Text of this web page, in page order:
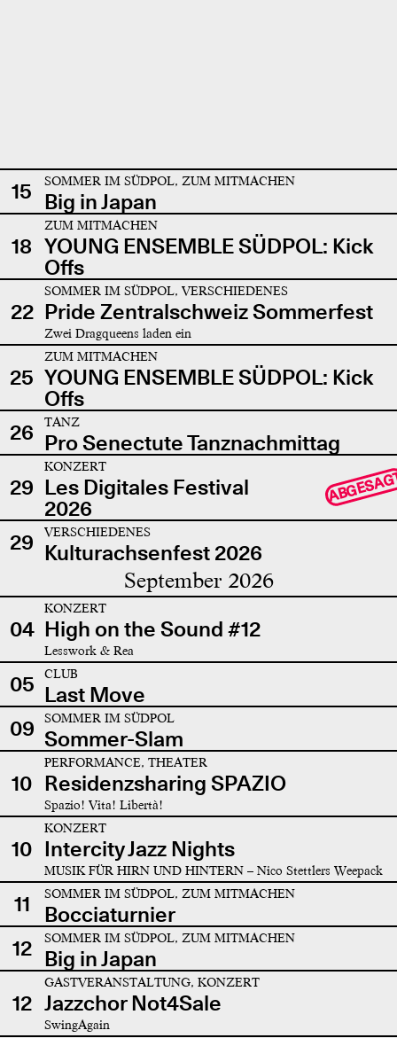
15 SOMMER IM SÜDPOL, ZUM MITMACHEN
Big in Japan
18
ZUM MITMACHEN
YOUNG ENSEMBLE SÜDPOL: Kick
Offs
22
SOMMER IM SÜDPOL, VERSCHIEDENES
Pride Zentralschweiz Sommerfest
Zwei Dragqueens laden ein
25
ZUM MITMACHEN
YOUNG ENSEMBLE SÜDPOL: Kick
Offs
26
TANZ
Pro Senectute Tanznachmittag
29
KONZERT
Les Digitales Festival
2026
29 VERSCHIEDENES
Kulturachsenfest 2026
September 2026
04
KONZERT
High on the Sound #12
Lesswork & Rea
05 CLUB
Last Move
09
SOMMER IM SÜDPOL
Sommer-Slam
10
PERFORMANCE, THEATER
Residenzsharing SPAZIO
Spazio! Vita! Libertà!
10
KONZERT
Intercity Jazz Nights
MUSIK FÜR HIRN UND HINTERN – Nico Stettlers Weepack
11 SOMMER IM SÜDPOL, ZUM MITMACHEN
Bocciaturnier
12
SOMMER IM SÜDPOL, ZUM MITMACHEN
Big in Japan
12
GASTVERANSTALTUNG, KONZERT
Jazzchor Not4Sale
SwingAgain